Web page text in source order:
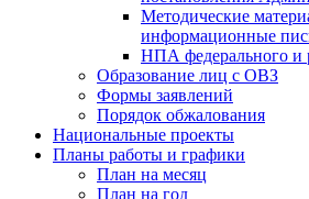
Методические
информационные
НПА федерального и
Образование лиц с ОВЗ
Формы заявлений
Порядок обжалования
Национальные проекты
Планы работы и графики
План на месяц
План на год